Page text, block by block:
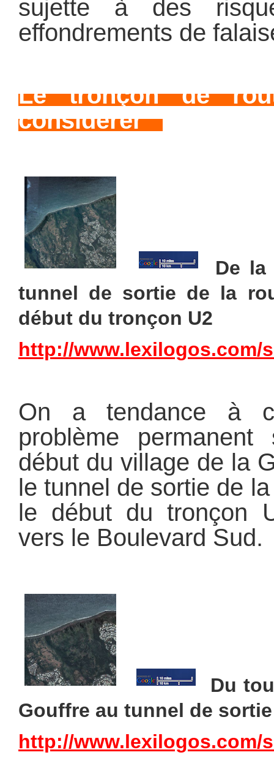
sujette à des
effondrements de
Le tronçon de
considérer
De la
tunnel de sortie de la
début du tronçon U2
http://www.lexilogos.com/
On a tendance à
problème
début du village de la
le tunnel de sortie de
le début du tronçon
vers le Boulevard Sud.
Du
Gouffre au tunnel de
http://www.lexilogos.com/